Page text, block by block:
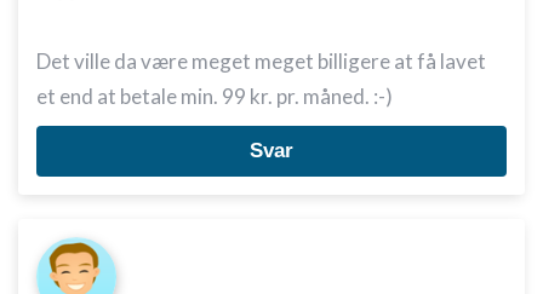
Det ville da være meget meget billigere at få lavet
et end at betale min. 99 kr. pr. måned. :-)
Svar
annoncering
Oprette profiler for at tilpasse indhold
Bruge profiler til at vælge tilpasset indhold
Måle indholdseffektivitet